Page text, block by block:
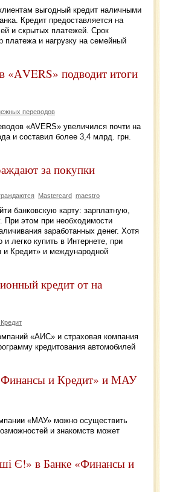
выгодный кредит наличными
Кредит предоставляется на
и скрытых платежей. Срок
платежа и нагрузку на семейный
«АVERS» подводит итоги
переводов
«AVERS» увеличился почти на
и составил более 3,4 млрд. грн.
за покупки
Mastercard maestro
банковскую карту: зарплатную,
этом при необходимости
заработанных денег. Хотя
легко купить в Интернете, при
и Кредит» и международной
кредит от на
«АИС» и страховая компания
кредитования автомобилей
«Финансы и Кредит» и МАУ
«МАУ» можно осуществить
и знакомств может
Є!» в Банке «Финансы и